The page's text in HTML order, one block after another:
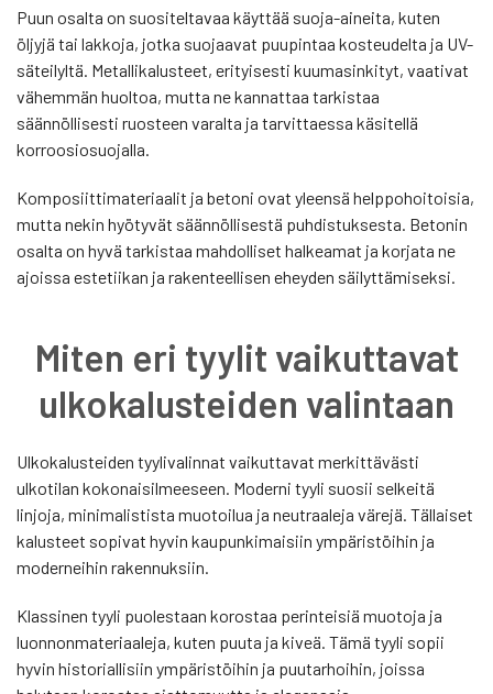
Puun osalta on suositeltavaa käyttää suoja-aineita, kuten
öljyjä tai lakkoja, jotka suojaavat puupintaa kosteudelta ja UV-
säteilyltä. Metallikalusteet, erityisesti kuumasinkityt, vaativat
vähemmän huoltoa, mutta ne kannattaa tarkistaa
säännöllisesti ruosteen varalta ja tarvittaessa käsitellä
korroosiosuojalla.
Komposiittimateriaalit ja betoni ovat yleensä helppohoitoisia,
mutta nekin hyötyvät säännöllisestä puhdistuksesta. Betonin
osalta on hyvä tarkistaa mahdolliset halkeamat ja korjata ne
ajoissa estetiikan ja rakenteellisen eheyden säilyttämiseksi.
Miten eri tyylit vaikuttavat
ulkokalusteiden valintaan
Ulkokalusteiden tyylivalinnat vaikuttavat merkittävästi
ulkotilan kokonaisilmeeseen. Moderni tyyli suosii selkeitä
linjoja, minimalistista muotoilua ja neutraaleja värejä. Tällaiset
kalusteet sopivat hyvin kaupunkimaisiin ympäristöihin ja
moderneihin rakennuksiin.
Klassinen tyyli puolestaan korostaa perinteisiä muotoja ja
luonnonmateriaaleja, kuten puuta ja kiveä. Tämä tyyli sopii
hyvin historiallisiin ympäristöihin ja puutarhoihin, joissa